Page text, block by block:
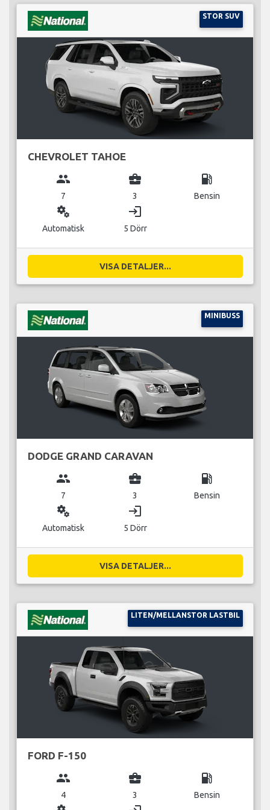
STOR SUV
CHEVROLET TAHOE
group
7
business_center
3
local_gas_station
Bensin
miscellaneous_services
Automatisk
login
5 Dörr
VISA DETALJER...
MINIBUSS
DODGE GRAND CARAVAN
group
7
business_center
3
local_gas_station
Bensin
miscellaneous_services
Automatisk
login
5 Dörr
VISA DETALJER...
LITEN/MELLANSTOR LASTBIL
FORD F-150
group
4
business_center
3
local_gas_station
Bensin